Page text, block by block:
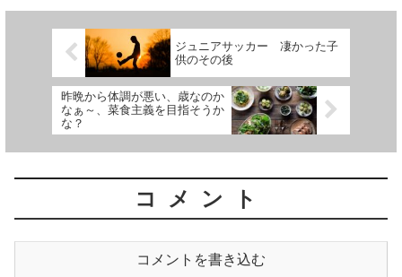
ジュニアサッカー 凄かった子
供のその後
昨晩から体調が悪い、歳なのか
なぁ～、菜食主義を目指そうか
な？
コメント
コメントを書き込む